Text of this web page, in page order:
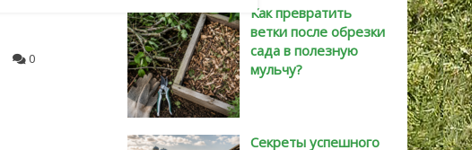
0
Как превратить
ветки после обрезки
сада в полезную
мульчу?
Секреты успешного